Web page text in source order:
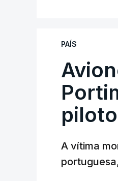
PAÍS
piloto
A vítima